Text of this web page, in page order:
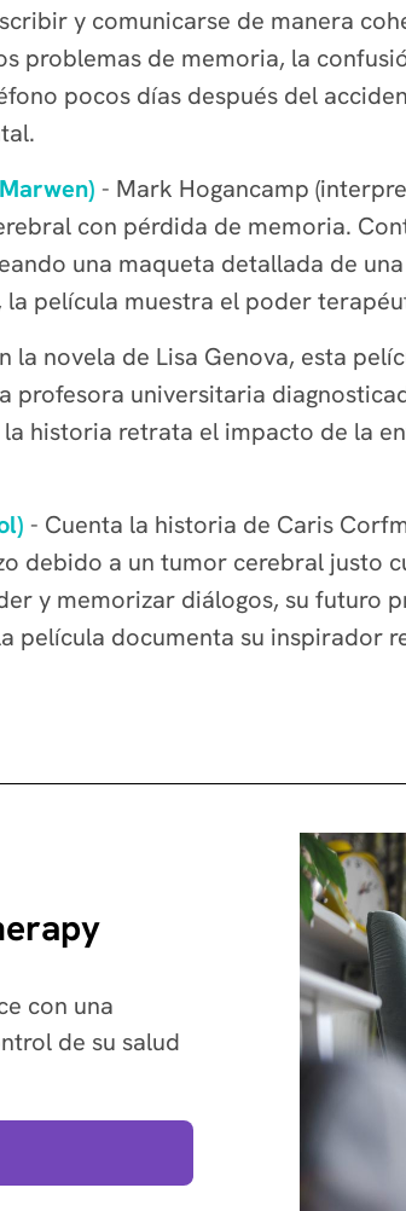
y comunicarse de manera
problemas de memoria, la
pocos días después del
- Mark Hogancamp
con pérdida de memoria.
una maqueta detallada de
la película muestra el poder
la novela de Lisa Genova, esta
profesora universitaria
historia retrata el impacto de la
- Cuenta la historia de Caris
debido a un tumor cerebral justo
y memorizar diálogos, su futuro
película documenta su inspirador
con una
de su salud